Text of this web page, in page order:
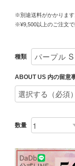
※別途送料がかかります
※¥9,500以上のご注文で
種類
ABOUT US 内の留意
数量